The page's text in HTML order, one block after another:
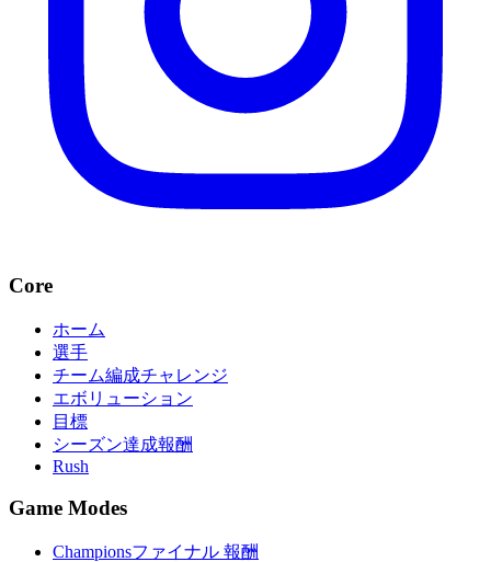
Core
ホーム
選手
チーム編成チャレンジ
エボリューション
目標
シーズン達成報酬
Rush
Game Modes
Championsファイナル 報酬